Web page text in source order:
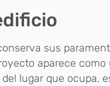
sus
aparece
lugar que ocupa,